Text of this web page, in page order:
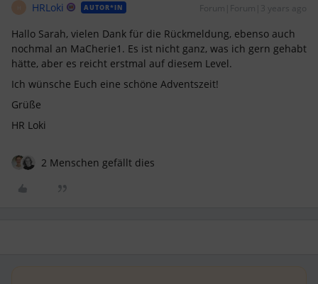
HRLoki AUTOR*IN Forum|Forum|3 years ago
Hallo Sarah, vielen Dank für die Rückmeldung, ebenso auch
nochmal an MaCherie1. Es ist nicht ganz, was ich gern gehabt
hätte, aber es reicht erstmal auf diesem Level.
Ich wünsche Euch eine schöne Adventszeit!
Grüße
HR Loki
2 Menschen gefällt dies